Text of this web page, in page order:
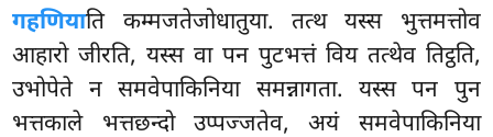
गहणियाति कम्मजतेजोधातुया. तत्थ यस्स भुत्तमत्तोव
आहारो जीरति, यस्स वा पन पुटभत्तं विय तत्थेव तिट्ठति,
उभोपेते न समवेपाकिनिया समन्नागता. यस्स पन पुन
भत्तकाले भत्तछन्दो उप्पज्जतेव, अयं समवेपाकिनिया